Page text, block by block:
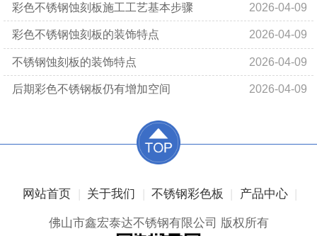
2026-04-09
​彩色不锈钢蚀刻板施工工艺基本步骤
2026-04-09
​彩色不锈钢蚀刻板的装饰特点
2026-04-09
​不锈钢蚀刻板的装饰特点
2026-04-09
后期彩色不锈钢板仍有增加空间
网站首页 | 关于我们 | 不锈钢彩色板 | 产品中心 |
佛山市鑫宏泰达不锈钢有限公司 版权所有